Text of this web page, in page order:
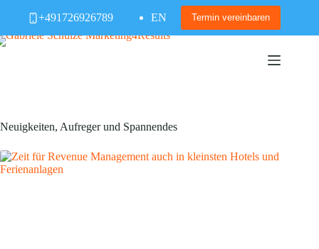
+491726926789 EN Termin vereinbaren
Neuigkeiten, Aufreger und Spannendes